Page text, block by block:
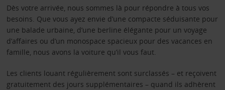
Dès votre arrivée, nous sommes là pour répondre à tous vos
besoins. Que vous ayez envie d’une compacte séduisante pour
une balade urbaine, d’une berline élégante pour un voyage
d’affaires ou d’un monospace spacieux pour des vacances en
famille, nous avons la voiture qu’il vous faut.
Les clients louant régulièrement sont surclassés – et reçoivent
gratuitement des jours supplémentaires – quand ils adhèrent